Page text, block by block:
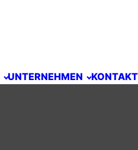
UNTERNEHMEN KONTAKT